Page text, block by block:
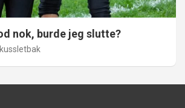
nok, burde jeg slutte?